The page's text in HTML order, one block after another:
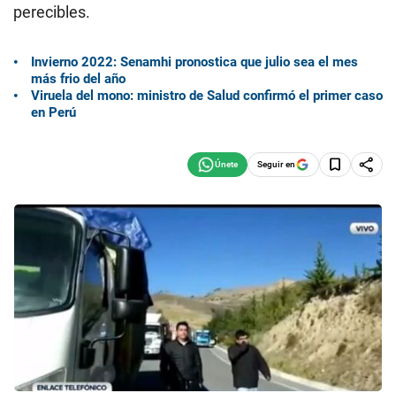
perecibles.
Invierno 2022: Senamhi pronostica que julio sea el mes
más frio del año
Viruela del mono: ministro de Salud confirmó el primer caso
en Perú
Seguir en